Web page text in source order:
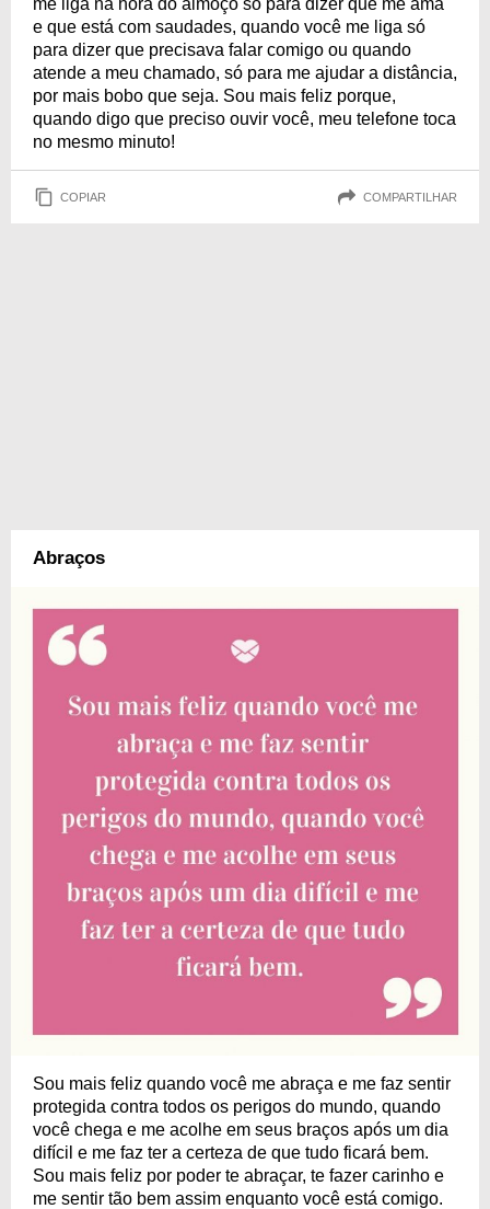
me liga na hora do almoço só para dizer que me ama
e que está com saudades, quando você me liga só
para dizer que precisava falar comigo ou quando
atende a meu chamado, só para me ajudar a distância,
por mais bobo que seja. Sou mais feliz porque,
quando digo que preciso ouvir você, meu telefone toca
no mesmo minuto!
COPIAR COMPARTILHAR
Abraços
Sou mais feliz quando você me abraça e me faz sentir
protegida contra todos os perigos do mundo, quando
você chega e me acolhe em seus braços após um dia
difícil e me faz ter a certeza de que tudo ficará bem.
Sou mais feliz por poder te abraçar, te fazer carinho e
me sentir tão bem assim enquanto você está comigo.